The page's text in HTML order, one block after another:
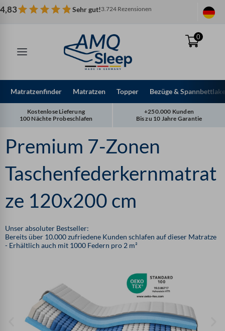
Zum
Inhalt
4,83 Sehr gut!3.724 Rezensionen
0
Matratzenfinder Matratzen Topper Bezüge &
Kostenlose Lieferung
100 Nächte Probeschlafen
+250.000 Kunden
Bis zu 10 Jahre Garantie
Premium 7-Zonen
Taschenfederkernmatrat
ze 120x200 cm
Unser absoluter Bestseller:
Bereits über 10.000 zufriedene Kunden schlafen auf dieser Matratze
- Erhältlich auch mit 1000 Federn pro 2 m²